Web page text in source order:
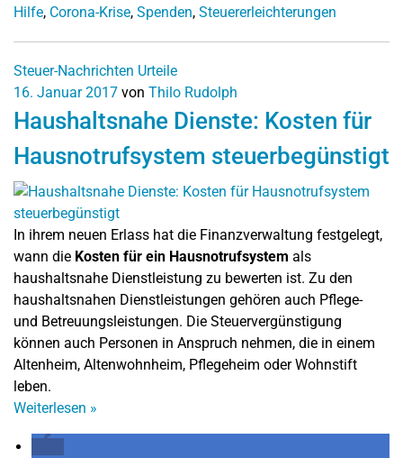
Hilfe, Corona-Krise, Spenden, Steuererleichterungen
Steuer-Nachrichten Urteile
16. Januar 2017 von Thilo Rudolph
Haushaltsnahe Dienste: Kosten für
Hausnotrufsystem steuerbegünstigt
In ihrem neuen Erlass hat die Finanzverwaltung festgelegt,
wann die Kosten für ein Hausnotrufsystem als
haushaltsnahe Dienstleistung zu bewerten ist. Zu den
haushaltsnahen Dienstleistungen gehören auch Pflege-
und Betreuungsleistungen. Die Steuervergünstigung
können auch Personen in Anspruch nehmen, die in einem
Altenheim, Altenwohnheim, Pflegeheim oder Wohnstift
leben.
Weiterlesen »